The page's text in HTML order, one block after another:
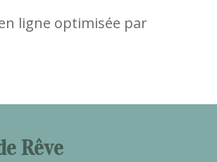
ligne optimisée par
Rêve